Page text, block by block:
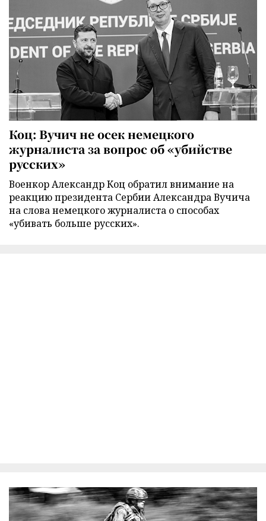
Коц: Вучич не осек немецкого
журналиста за вопрос об «убийстве
русских»
Военкор Александр Коц обратил внимание на
реакцию президента Сербии Александра Вучича
на слова немецкого журналиста о способах
«убивать больше русских».